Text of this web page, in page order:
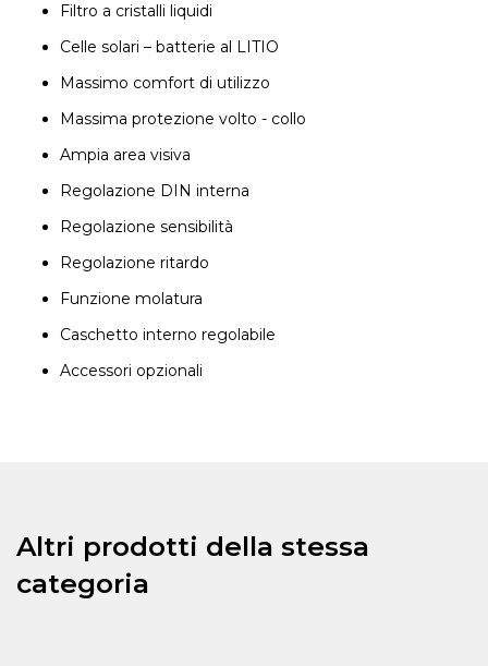
Filtro a cristalli liquidi
Celle solari – batterie al LITIO
Massimo comfort di utilizzo
Massima protezione volto - collo
Ampia area visiva
Regolazione DIN interna
Regolazione sensibilità
Regolazione ritardo
Funzione molatura
Caschetto interno regolabile
Accessori opzionali
Altri prodotti della stessa
categoria